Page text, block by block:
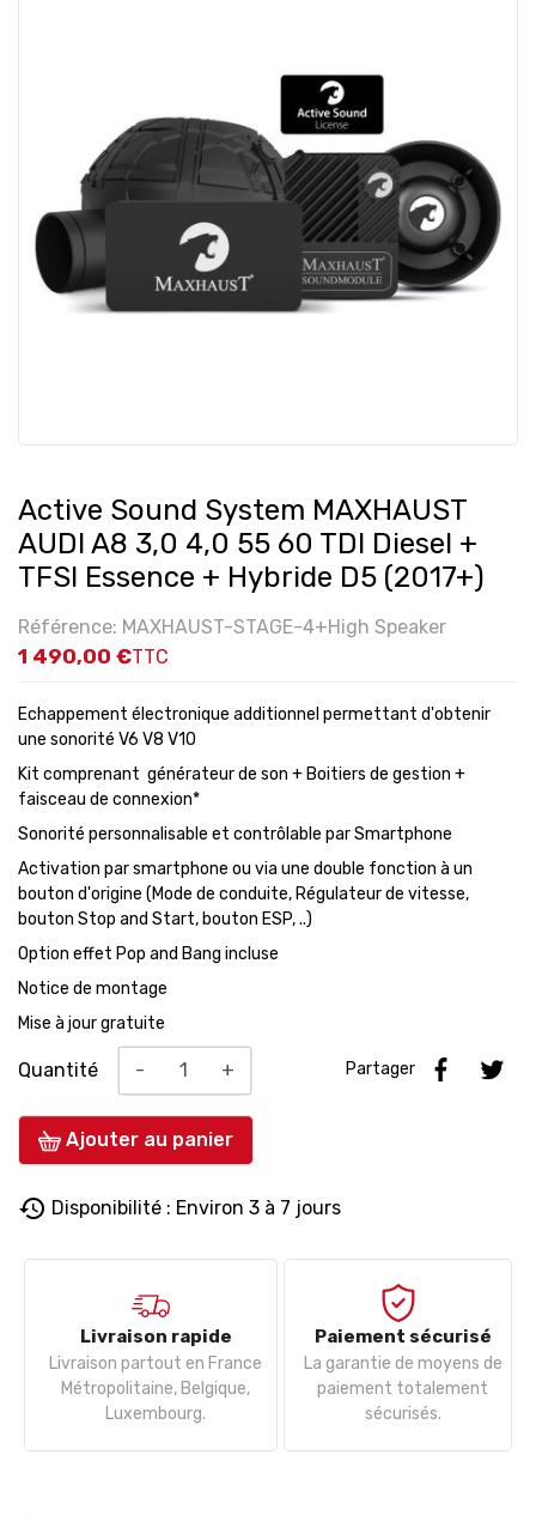
Active Sound System MAXHAUST
AUDI A8 3,0 4,0 55 60 TDI Diesel +
TFSI Essence + Hybride D5 (2017+)
Référence: MAXHAUST-STAGE-4+High Speaker
1 490,00 €TTC
Echappement électronique additionnel permettant d'obtenir
une sonorité V6 V8 V10
Kit comprenant générateur de son + Boitiers de gestion +
faisceau de connexion*
Sonorité personnalisable et contrôlable par Smartphone
Activation par smartphone ou via une double fonction à un
bouton d'origine (Mode de conduite, Régulateur de vitesse,
bouton Stop and Start, bouton ESP, ..)
Option effet Pop and Bang incluse
Notice de montage
Mise à jour gratuite
Quantité - +
Ajouter au panier
Partager
history Disponibilité : Environ 3 à 7 jours
Livraison rapide
Livraison partout en France
Métropolitaine, Belgique,
Luxembourg.
Paiement sécurisé
La garantie de moyens de
paiement totalement
sécurisés.